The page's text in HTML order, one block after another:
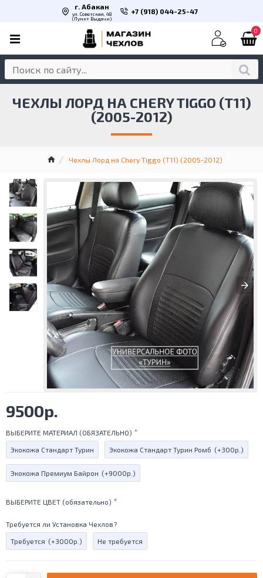
г. Абакан
ул. Советская, 48
(Пункт Выдачи)
+7 (918) 044-25-47
0
Чехлы Лорд на Chery Tiggo (Т11) (2005-2012)
ЧЕХЛЫ ЛОРД НА CHERY TIGGO (Т11)
(2005-2012)
9500р.
ВЫБЕРИТЕ МАТЕРИАЛ (ОБЯЗАТЕЛЬНО)
Экокожа Стандарт Турин Экокожа Стандарт Турин Ромб (+300р.)
Экокожа Премиум Байрон (+9000р.)
ВЫБЕРИТЕ ЦВЕТ (обязательно)
Требуется ли Установка Чехлов?
Требуется (+3000р.) Не требуется